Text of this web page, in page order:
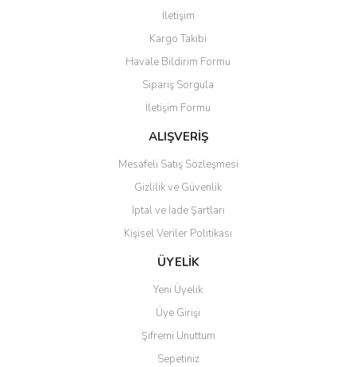
Ürün resmi kalitesiz, bozuk veya görüntülenemiyor.
Ürün açıklamasında eksik bilgiler bulunuyor.
Ürün bilgilerinde hatalar bulunuyor.
Ürün fiyatı diğer sitelerden daha pahalı.
Bu ürüne benzer farklı alternatifler olmalı.
Gönder
İletişim
Kargo Takibi
Havale Bildirim Formu
Sipariş Sorgula
İletişim Formu
ALIŞVERİŞ
Mesafeli Satış Sözleşmesi
Gizlilik ve Güvenlik
İptal ve İade Şartları
Kişisel Veriler Politikası
ÜYELİK
Yeni Üyelik
Üye Girişi
Şifremi Unuttum
Sepetiniz